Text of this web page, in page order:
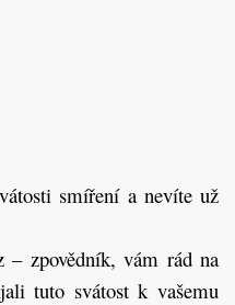
smíření a nevíte už
zpovědník, vám rád na
tuto svátost k vašemu